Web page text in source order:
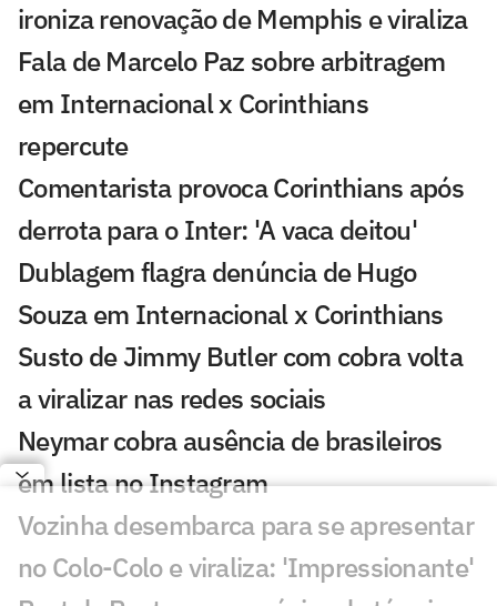
ironiza renovação de Memphis e viraliza
Fala de Marcelo Paz sobre arbitragem
em Internacional x Corinthians
repercute
Comentarista provoca Corinthians após
derrota para o Inter: 'A vaca deitou'
Dublagem flagra denúncia de Hugo
Souza em Internacional x Corinthians
Susto de Jimmy Butler com cobra volta
a viralizar nas redes sociais
Neymar cobra ausência de brasileiros
em lista no Instagram
Vozinha desembarca para se apresentar
no Colo-Colo e viraliza: 'Impressionante'